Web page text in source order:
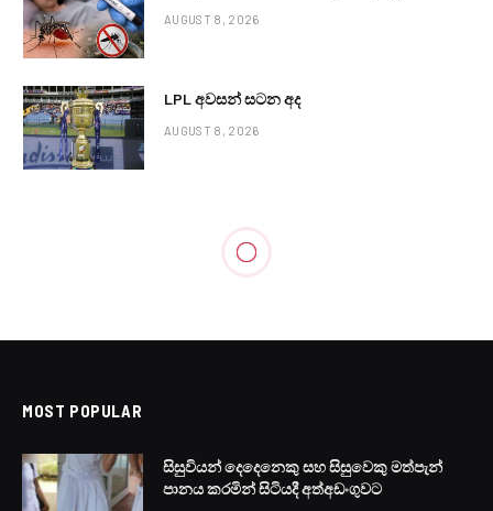
AUGUST 8, 2026
LPL අවසන් සටන අද
AUGUST 8, 2026
MOST POPULAR
සිසුවියන් දෙදෙනෙකු සහ සිසුවෙකු මත්පැන්
පානය කරමින් සිටියදී අත්අඩංගුවට